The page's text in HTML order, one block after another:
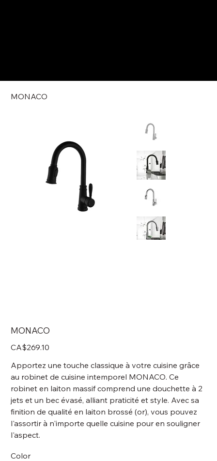
MONACO
MONACO
Price
CA$269.10
Apportez une touche classique à votre cuisine grâce
au robinet de cuisine intemporel MONACO. Ce
robinet en laiton massif comprend une douchette à 2
jets et un bec évasé, alliant praticité et style. Avec sa
finition de qualité en laiton brossé (or), vous pouvez
l'assortir à n'importe quelle cuisine pour en souligner
l'aspect.
Color